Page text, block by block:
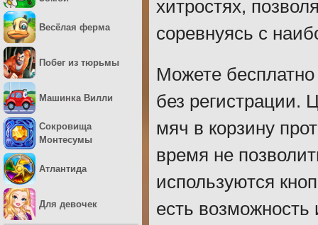
хитростях,
соревнуясь с
Можете бесплатно
без регистрации.
мяч в корзину
время не
используются
есть возможность
Весёлая ферма
Побег из тюрьмы
Машинка Вилли
Сокровища
Монтесумы
Атлантида
Для девочек